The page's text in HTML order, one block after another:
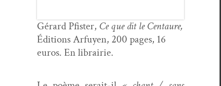
Gérard Pfis­ter, Ce que dit le Cen­tau­re,
Édi­tions Arfuyen, 200 pages, 16
euros. En librairie.